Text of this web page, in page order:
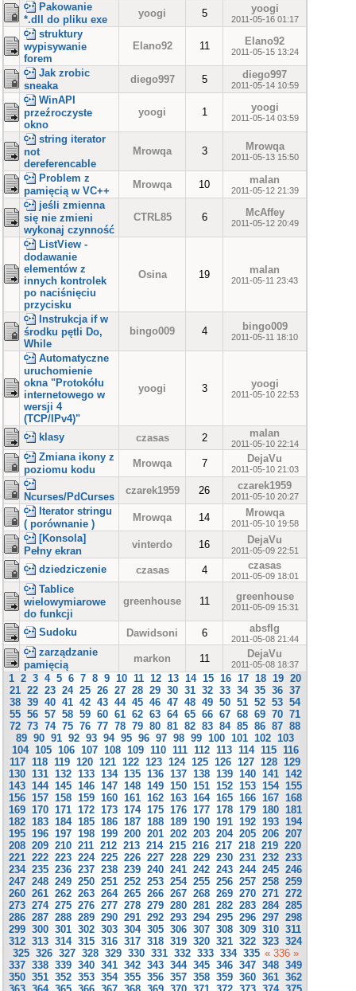
Pakowanie
*.dll do pliku exe
yoogi 5 yoogi
2011-05-16 01:17
struktury
wypisywanie
forem
Elano92 11 Elano92
2011-05-15 13:24
Jak zrobic
sneaka
diego997 5 diego997
2011-05-14 10:59
WinAPI
przeźroczyste
okno
yoogi 1 yoogi
2011-05-14 03:59
string iterator
not
dereferencable
Mrowqa 3 Mrowqa
2011-05-13 15:50
Problem z
pamięcią w VC++
Mrowqa 10 malan
2011-05-12 21:39
jeśli zmienna
się nie zmieni
wykonaj czynność
CTRL85 6 McAffey
2011-05-12 20:49
ListView -
dodawanie
elementów z
innych kontrolek
po naciśnięciu
przycisku
Osina 19 malan
2011-05-11 23:43
Instrukcja if w
środku pętli Do,
While
bingo009 4 bingo009
2011-05-11 18:10
Automatyczne
uruchomienie
okna "Protokółu
internetowego w
wersji 4
(TCP/IPv4)"
yoogi 3 yoogi
2011-05-10 22:53
klasy czasas 2 malan
2011-05-10 22:14
Zmiana ikony z
poziomu kodu
Mrowqa 7 DejaVu
2011-05-10 21:03
Ncurses/PdCurses
czarek1959 26 czarek1959
2011-05-10 20:27
Iterator stringu
( porównanie )
Mrowqa 14 Mrowqa
2011-05-10 19:58
[Konsola]
Pełny ekran
vinterdo 16 DejaVu
2011-05-09 22:51
dziedziczenie czasas 4 czasas
2011-05-09 18:01
Tablice
wielowymiarowe
do funkcji
greenhouse 11 greenhouse
2011-05-09 15:31
Sudoku Dawidsoni 6 absflg
2011-05-08 21:44
zarządzanie
pamięcią
markon 11 DejaVu
2011-05-08 18:37
1 2 3 4 5 6 7 8 9 10 11 12 13 14 15 16 17 18 19 20
21 22 23 24 25 26 27 28 29 30 31 32 33 34 35 36 37
38 39 40 41 42 43 44 45 46 47 48 49 50 51 52 53 54
55 56 57 58 59 60 61 62 63 64 65 66 67 68 69 70 71
72 73 74 75 76 77 78 79 80 81 82 83 84 85 86 87 88
89 90 91 92 93 94 95 96 97 98 99 100 101 102 103
104 105 106 107 108 109 110 111 112 113 114 115 116
117 118 119 120 121 122 123 124 125 126 127 128 129
130 131 132 133 134 135 136 137 138 139 140 141 142
143 144 145 146 147 148 149 150 151 152 153 154 155
156 157 158 159 160 161 162 163 164 165 166 167 168
169 170 171 172 173 174 175 176 177 178 179 180 181
182 183 184 185 186 187 188 189 190 191 192 193 194
195 196 197 198 199 200 201 202 203 204 205 206 207
208 209 210 211 212 213 214 215 216 217 218 219 220
221 222 223 224 225 226 227 228 229 230 231 232 233
234 235 236 237 238 239 240 241 242 243 244 245 246
247 248 249 250 251 252 253 254 255 256 257 258 259
260 261 262 263 264 265 266 267 268 269 270 271 272
273 274 275 276 277 278 279 280 281 282 283 284 285
286 287 288 289 290 291 292 293 294 295 296 297 298
299 300 301 302 303 304 305 306 307 308 309 310 311
312 313 314 315 316 317 318 319 320 321 322 323 324
325 326 327 328 329 330 331 332 333 334 335 « 336 »
337 338 339 340 341 342 343 344 345 346 347 348 349
350 351 352 353 354 355 356 357 358 359 360 361 362